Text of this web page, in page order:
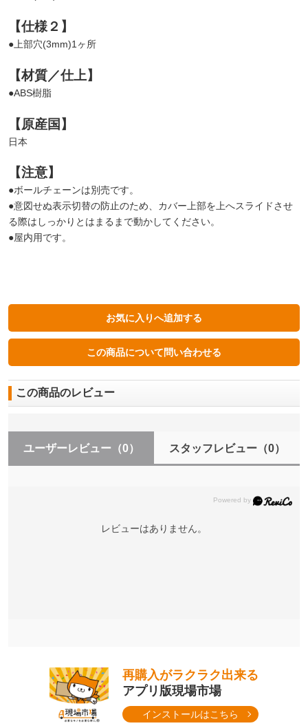
【仕様２】
●上部穴(3mm)1ヶ所
【材質／仕上】
●ABS樹脂
【原産国】
日本
【注意】
●ボールチェーンは別売です。
●意図せぬ表示切替の防止のため、カバー上部を上へスライドさせ
る際はしっかりとはまるまで動かしてください。
●屋内用です。
この商品のレビュー
ユーザーレビュー （0） スタッフレビュー（0）
レビューはありません。
再購入がラクラク出来る
アプリ版現場市場
インストールはこちら